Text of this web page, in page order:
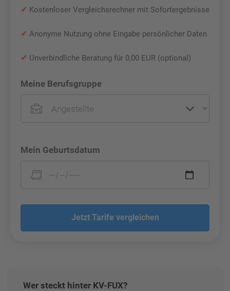
✔ Kostenloser Vergleichsrechner mit Sofortergebnisse
✔ Anonyme Nutzung ohne Eingabe persönlicher Daten
✔ Unverbindliche Beratung für 0,00 EUR (optional)
Meine Berufsgruppe
Mein Geburtsdatum
Jetzt Tarife vergleichen
Wer steckt hinter KV-FUX?